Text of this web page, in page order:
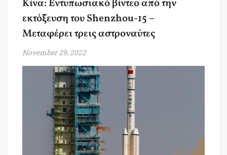
Κίνα: Εντυπωσιακό βίντεο από την
εκτόξευση του Shenzhou-15 –
Μεταφέρει τρεις αστροναύτες
November 29, 2022